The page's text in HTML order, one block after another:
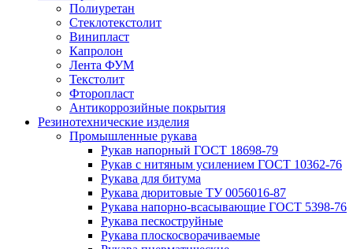
Полиуретан
Стеклотекстолит
Винипласт
Капролон
Лента ФУМ
Текстолит
Фторопласт
Антикоррозийные покрытия
Резинотехнические изделия
Промышленные рукава
Рукав напорный ГОСТ 18698-79
Рукав с нитяным усилением ГОСТ 10362-76
Рукава для битума
Рукава дюритовые ТУ 0056016-87
Рукава напорно-всасывающие ГОСТ 5398-76
Рукава пескоструйные
Рукава плоскосворачиваемые